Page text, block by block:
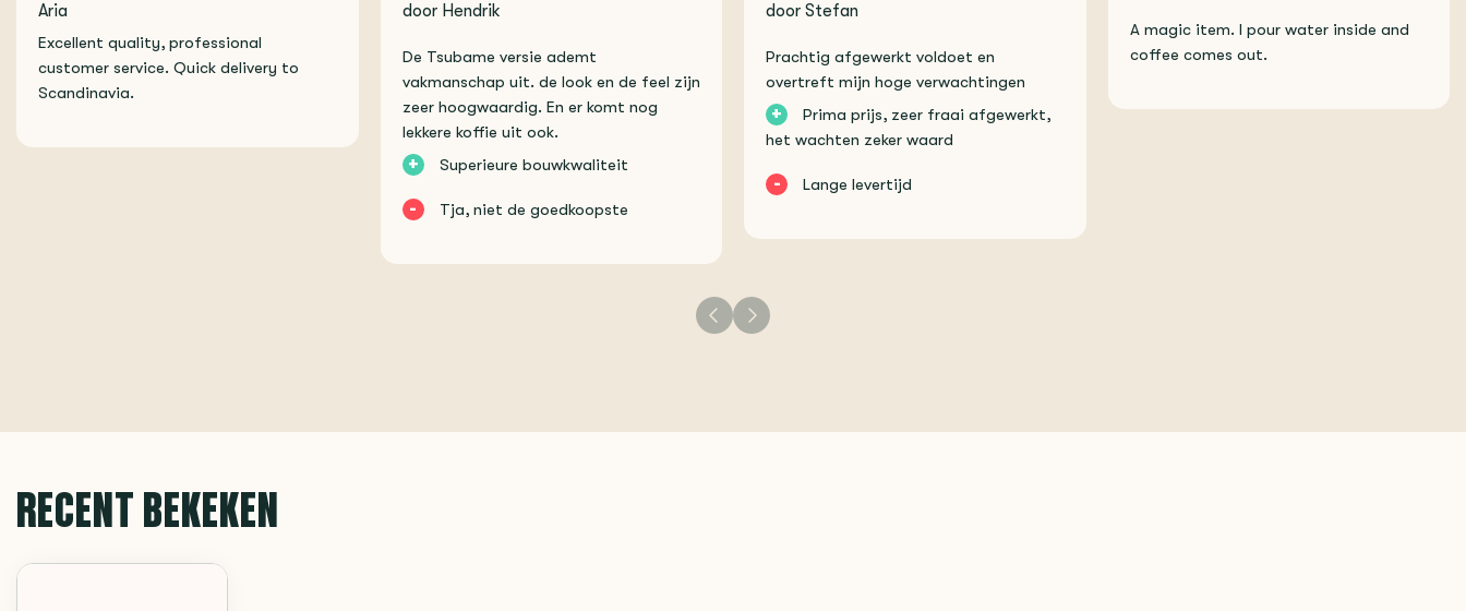
Aria
Excellent quality, professional
customer service. Quick delivery to
Scandinavia.
door Hendrik
De Tsubame versie ademt
vakmanschap uit. de look en de feel zijn
zeer hoogwaardig. En er komt nog
lekkere koffie uit ook.
+ Superieure bouwkwaliteit
- Tja, niet de goedkoopste
door Stefan
Prachtig afgewerkt voldoet en
overtreft mijn hoge verwachtingen
+
Prima prijs, zeer fraai afgewerkt,
het wachten zeker waard
- Lange levertijd
A magic item. I pour water inside and
coffee comes out.
RECENT BEKEKEN